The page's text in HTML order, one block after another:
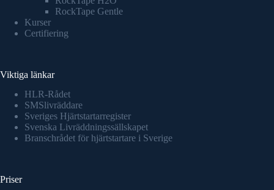
RockTape Gentle
Kurser
Certifiering
Viktiga länkar
HLR-Rådet
SMSlivräddare
Sveriges Hjärtstartarregister
Svenska Livräddningssällskapet
Branschrådet för hjärtstartare i Sverige
Priser